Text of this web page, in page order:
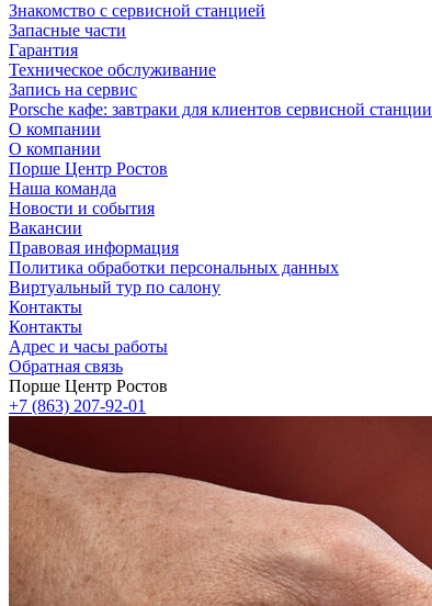
Знакомство с сервисной станцией
Запасные части
Гарантия
Техническое обслуживание
Запись на сервис
Porsche кафе: завтраки для клиентов сервисной станции
О компании
О компании
Порше Центр Ростов
Наша команда
Новости и события
Вакансии
Правовая информация
Политика обработки персональных данных
Виртуальный тур по салону
Контакты
Контакты
Адрес и часы работы
Обратная связь
Порше Центр Ростов
+7 (863) 207-92-01